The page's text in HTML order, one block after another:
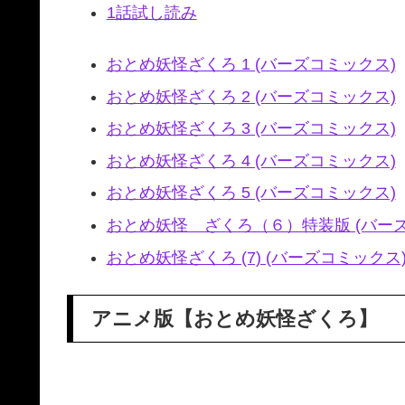
1話試し読み
おとめ妖怪ざくろ 1 (バーズコミックス)
おとめ妖怪ざくろ 2 (バーズコミックス)
おとめ妖怪ざくろ 3 (バーズコミックス)
おとめ妖怪ざくろ 4 (バーズコミックス)
おとめ妖怪ざくろ 5 (バーズコミックス)
おとめ妖怪 ざくろ（６）特装版 (バー
おとめ妖怪ざくろ (7) (バーズコミックス)
アニメ版【おとめ妖怪ざくろ】